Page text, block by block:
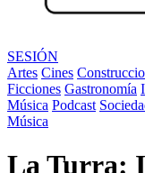
SESIÓN
Artes Cines
Ficciones Gastronomía
Música Podcast
Música
La Turra: